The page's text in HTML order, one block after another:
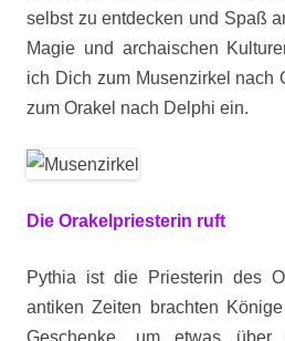
selbst zu entdecken und Spaß
Magie und archaischen
ich Dich zum Musenzirkel nach
zum Orakel nach Delphi ein.
Die Orakelpriesterin ruft
Pythia ist die Priesterin des
antiken Zeiten brachten
Geschenke, um etwas über